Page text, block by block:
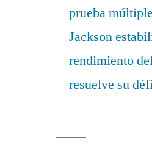
prueba
Jackson
rendimiento
resuelve su